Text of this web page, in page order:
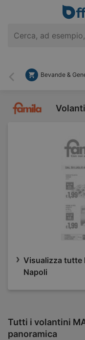
Indietro
Bevande &
Visualizza tutte
Napoli
Tutti i volantini
panoramica